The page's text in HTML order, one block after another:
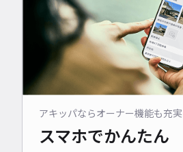
アキッパならオーナー機能も充実
スマホでかんたん